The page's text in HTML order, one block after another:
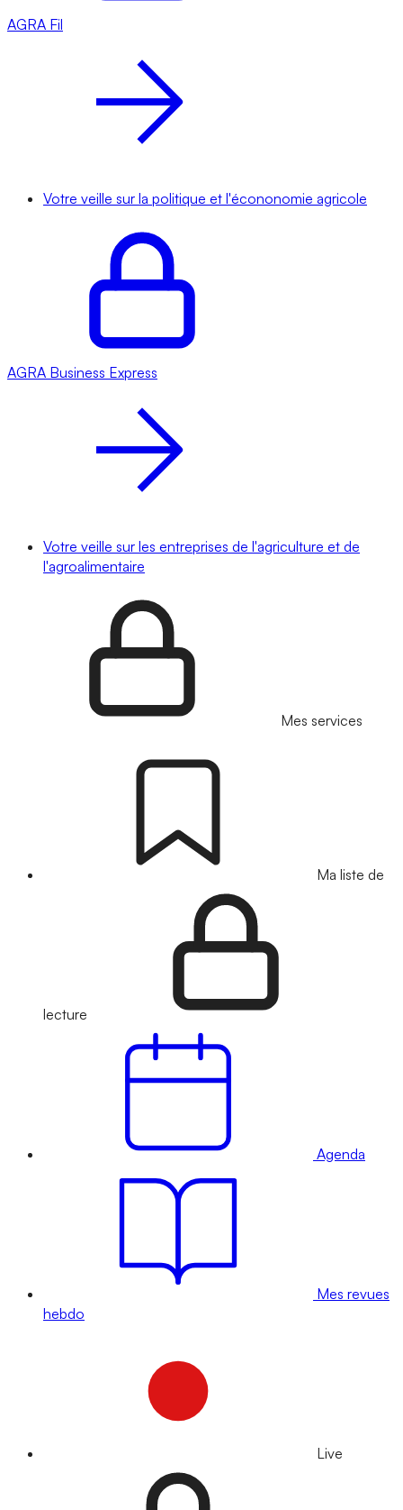
AGRA Fil
Votre veille sur la politique et l'écononomie agricole
AGRA Business Express
Votre veille sur les entreprises de l'agriculture et de
l'agroalimentaire
Mes services
Ma liste de
lecture
Agenda
Mes revues
hebdo
Live